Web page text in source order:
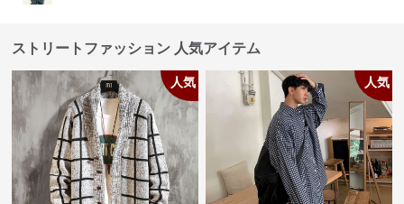
ストリートファッション 人気アイテム
人気 人気